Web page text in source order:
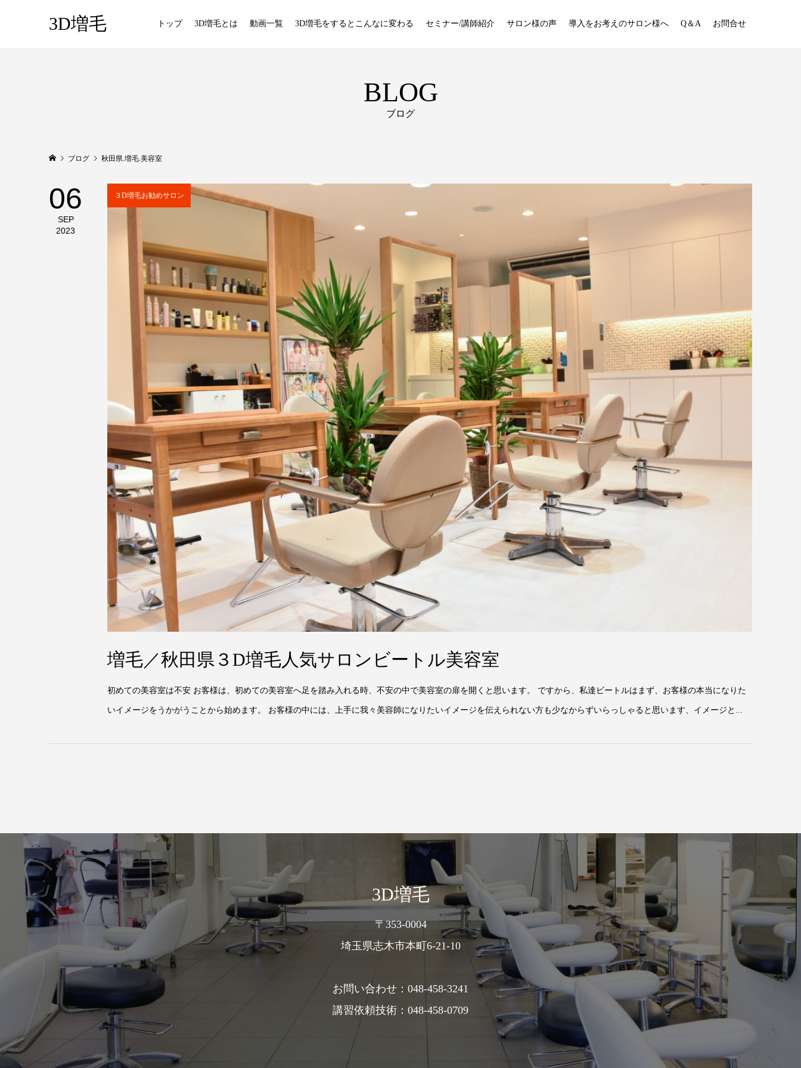
3D増毛 トップ 3D増毛とは 動画一覧 3D増毛をするとこんなに変わる セミナー/講師紹介 サロン様の声 導入をお考えのサロン様へ Q＆A お問合せ
BLOG
ブログ
ブログ 秋田県.増毛.美容室
06
SEP
2023
３D増毛お勧めサロン
増毛／秋田県３D増毛人気サロンビートル美容室
初めての美容室は不安 お客様は、初めての美容室へ足を踏み入れる時、不安の中で美容室の扉を開くと思います。 ですから、私達ビートルはまず、お客様の本当になりた
いイメージをうかがうことから始めます。 お客様の中には、上手に我々美容師になりたいイメージを伝えられない方も少なからずいらっしゃると思います、イメージと...
3D増毛
〒353-0004
埼玉県志木市本町6-21-10
お問い合わせ：048-458-3241
講習依頼技術：048-458-0709